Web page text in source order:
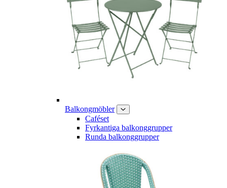
Balkongmöbler
Caféset
Fyrkantiga balkonggrupper
Runda balkonggrupper